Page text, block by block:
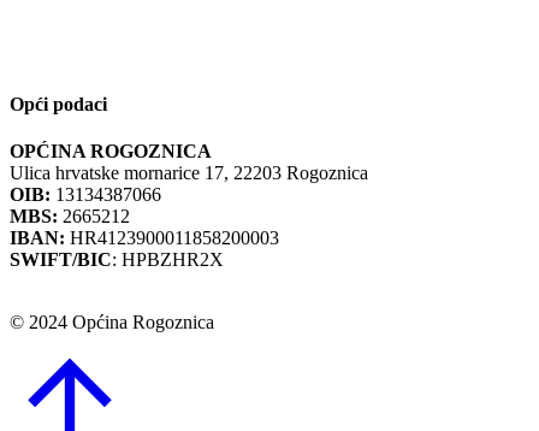
Opći podaci
OPĆINA ROGOZNICA
Ulica hrvatske mornarice 17, 22203 Rogoznica
OIB: 13134387066
MBS: 2665212
IBAN: HR4123900011858200003
SWIFT/BIC: HPBZHR2X
© 2024 Općina Rogoznica